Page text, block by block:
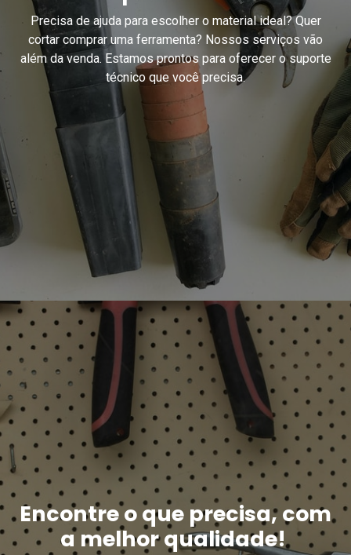
Precisa de ajuda para escolher o material ideal? Quer
cortar comprar uma ferramenta? Nossos serviços vão
além da venda. Estamos prontos para oferecer o suporte
técnico que você precisa.
Encontre o que precisa, com
a melhor qualidade!